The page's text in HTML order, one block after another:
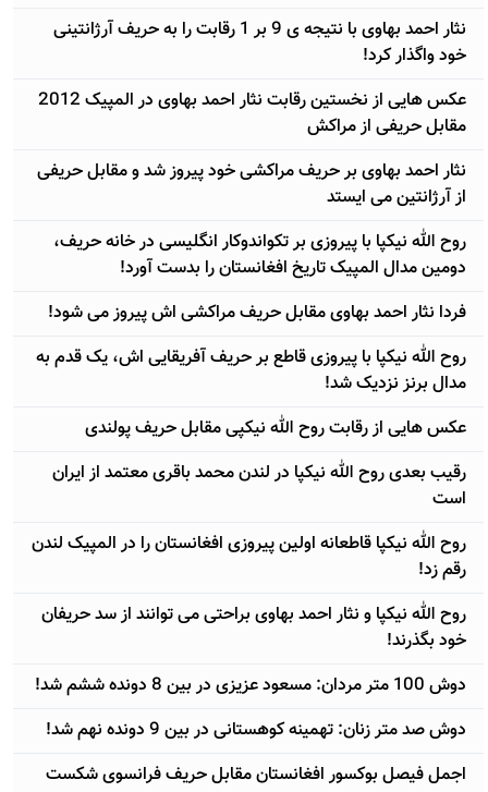
نثار احمد بهاوی با نتیجه ی 9 بر 1 رقابت را به حریف آرژانتینی
خود واگذار کرد!
عکس هایی از نخستین رقابت نثار احمد بهاوی در المپیک 2012
مقابل حریفی از مراکش
نثار احمد بهاوی بر حریف مراکشی خود پیروز شد و مقابل حریفی
از آرژانتین می ایستد
روح الله نیکپا با پیروزی بر تکواندوکار انگلیسی در خانه حریف،
دومین مدال المپیک تاریخ افغانستان را بدست آورد!
فردا نثار احمد بهاوی مقابل حریف مراکشی اش پیروز می شود!
روح الله نیکپا با پیروزی قاطع بر حریف آفریقایی اش، یک قدم به
مدال برنز نزدیک شد!
عکس هایی از رقابت روح الله نیکپی مقابل حریف پولندی
رقیب بعدی روح الله نیکپا در لندن محمد باقری معتمد از ایران
است
روح الله نیکپا قاطعانه اولین پیروزی افغانستان را در المپیک لندن
رقم زد!
روح الله نیکپا و نثار احمد بهاوی براحتی می توانند از سد حریفان
خود بگذرند!
دوش 100 متر مردان: مسعود عزیزی در بین 8 دونده ششم شد!
دوش صد متر زنان: تهمینه کوهستانی در بین 9 دونده نهم شد!
اجمل فیصل بوکسور افغانستان مقابل حریف فرانسوی شکست